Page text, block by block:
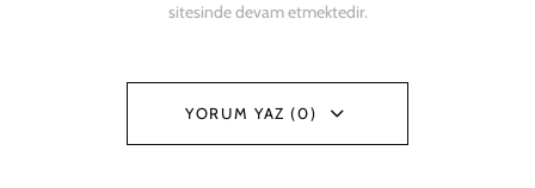
sitesinde devam etmektedir.
YORUM YAZ (0)